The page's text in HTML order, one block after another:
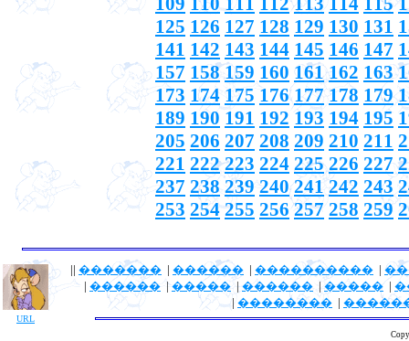
125 126 127 128 129 130 131
141 142 143 144 145 146 147
157 158 159 160 161 162 163
173 174 175 176 177 178 179
189 190 191 192 193 194 195
205 206 207 208 209 210 211
221 222 223 224 225 226 227
237 238 239 240 241 242 243
253 254 255 256 257 258 259
URL
|| ������� | ������ | ���������� |
| ������ |�����|������|�����|
| �������� |